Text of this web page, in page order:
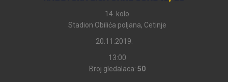
14. kolo
Stadion Obilića poljana, Cetinje
20.11.2019.
13:00
Broj gledalaca: 50